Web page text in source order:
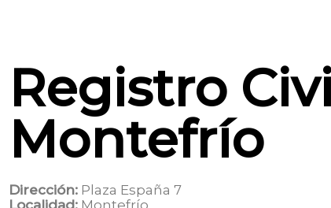
Registro
Montefrío
Dirección: Plaza España 7
Localidad: Montefrío